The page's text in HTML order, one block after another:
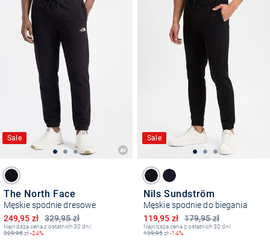
Sale
The North Face
Męskie spodnie dresowe
329,95 zł
Obniżona cena
249,95 zł
Najniższa cena z ostatnich 30 dni:
329,95zł-24%
Sale
Nils Sundström
Męskie spodnie do biegania
179,95 zł
Obniżona cena
119,95 zł
Najniższa cena z ostatnich 30 dni:
139,95zł-14%